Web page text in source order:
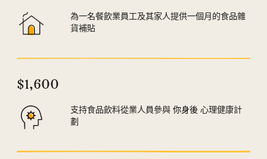
為一名餐飲業員工及其家人提供一個月的食品雜
貨補貼
$1,600
支持食品飲料從業人員參與你身後 心理健康計
劃